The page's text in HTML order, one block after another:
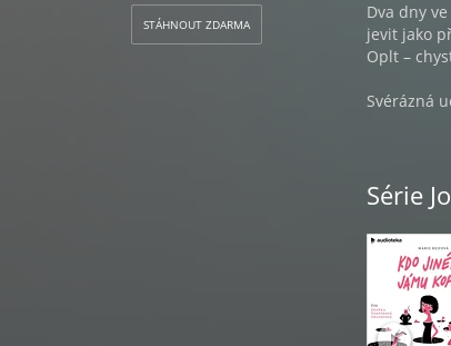
STÁHNOUT ZDARMA
Dva dny
jevit jako
Oplt –
Svérázná
Josefína
všemu na
aby toho
MARIE
Pochází z
Série